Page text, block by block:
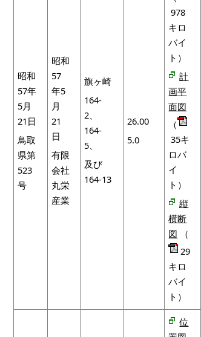
昭和
57年
5月
21日
鳥取
県第
523
号
昭和
57
年5
月
21
日
有限
会社
丸栄
産業
旗ヶ崎
164-
2、
164-
5、
及び
164-13
26.00
5.0
978
キロ
バイ
ト）
計
画平
面図
（
35キ
ロバ
イ
ト）
縦
横断
図 （
29
キロ
バイ
ト）
位